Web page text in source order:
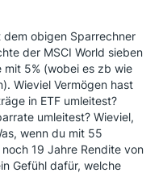
obigen Sparrechner
der MSCI World sieben
mit 5% (wobei es zb wie
Wieviel Vermögen hast
in ETF umleitest?
umleitest? Wieviel,
wenn du mit 55
19 Jahre Rendite von
Gefühl dafür, welche